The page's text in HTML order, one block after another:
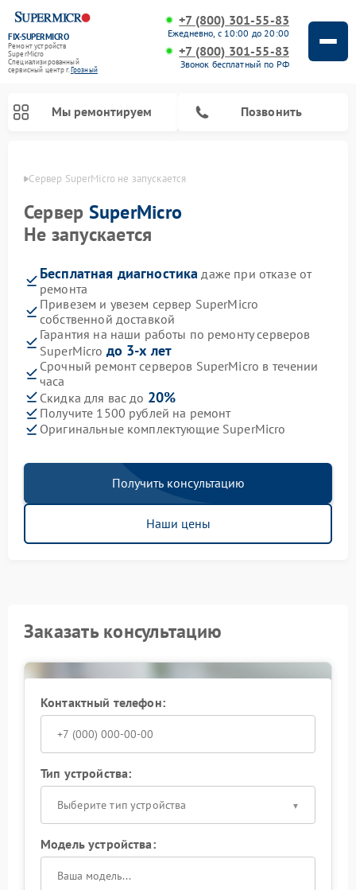
FIX-SUPERMICRO
Ремонт устройств
SuperMicro
Специализированный
cервисный центр г.Грозный
+7 (800) 301-55-83
Ежедневно, с 10:00 до 20:00
+7 (800) 301-55-83
Звонок бесплатный по РФ
Мы ремонтируем Позвонить
Сервер SuperMicro не запускается
Сервер SuperMicro
Не запускается
Бесплатная диагностика даже при отказе от
ремонта
Привезем и увезем сервер SuperMicro
собственной доставкой
Гарантия на наши работы по ремонту серверов
SuperMicro до 3-х лет
Срочный ремонт серверов SuperMicro в течении
часа
Скидка для вас до 20%
Получите 1500 рублей на ремонт
Оригинальные комплектующие SuperMicro
Получить консультацию
Наши цены
Заказать консультацию
Контактный телефон:
Тип устройства:
Выберите тип устройства
Модель устройства: